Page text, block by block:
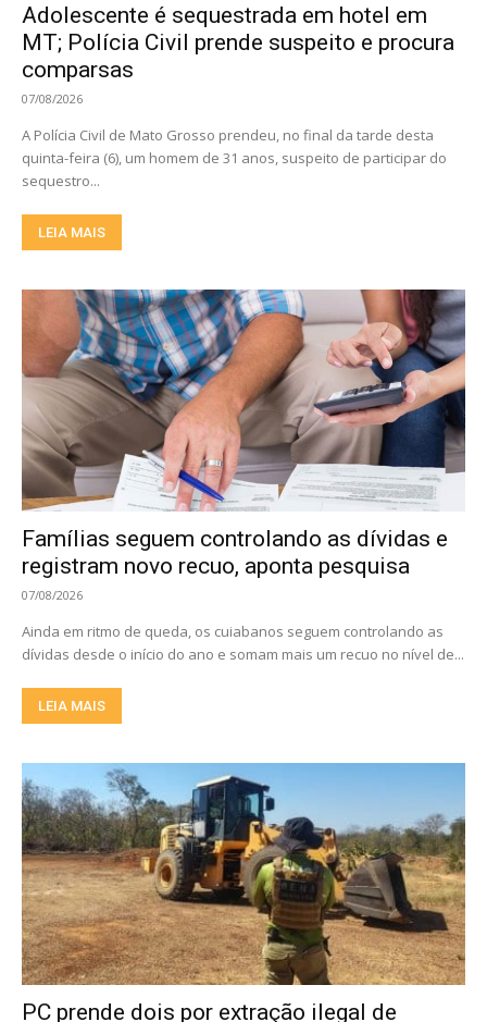
Adolescente é sequestrada em hotel em
MT; Polícia Civil prende suspeito e procura
comparsas
07/08/2026
A Polícia Civil de Mato Grosso prendeu, no final da tarde desta
quinta-feira (6), um homem de 31 anos, suspeito de participar do
sequestro...
LEIA MAIS
Famílias seguem controlando as dívidas e
registram novo recuo, aponta pesquisa
07/08/2026
Ainda em ritmo de queda, os cuiabanos seguem controlando as
dívidas desde o início do ano e somam mais um recuo no nível de...
LEIA MAIS
PC prende dois por extração ilegal de